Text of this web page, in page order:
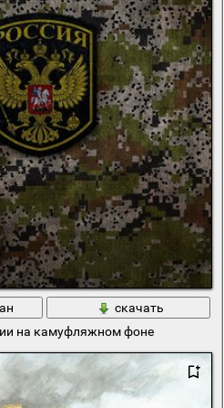
скачать
на камуфляжном фоне